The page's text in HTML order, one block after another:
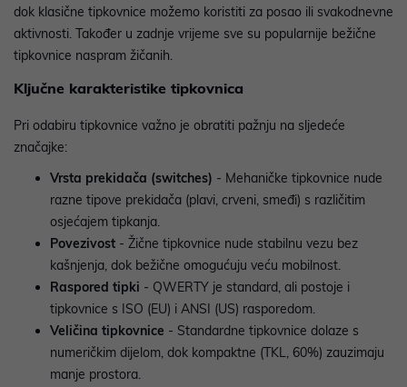
dok klasične tipkovnice možemo koristiti za posao ili svakodnevne
aktivnosti. Također u zadnje vrijeme sve su popularnije bežične
tipkovnice naspram žičanih.
Ključne karakteristike tipkovnica
Pri odabiru tipkovnice važno je obratiti pažnju na sljedeće
značajke:
Vrsta prekidača (switches) - Mehaničke tipkovnice nude
razne tipove prekidača (plavi, crveni, smeđi) s različitim
osjećajem tipkanja.
Povezivost - Žične tipkovnice nude stabilnu vezu bez
kašnjenja, dok bežične omogućuju veću mobilnost.
Raspored tipki - QWERTY je standard, ali postoje i
tipkovnice s ISO (EU) i ANSI (US) rasporedom.
Veličina tipkovnice - Standardne tipkovnice dolaze s
numeričkim dijelom, dok kompaktne (TKL, 60%) zauzimaju
manje prostora.